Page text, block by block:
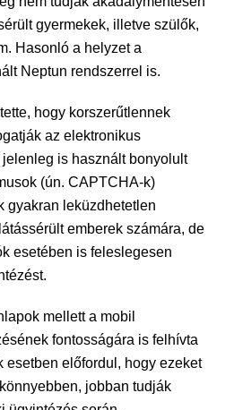
gyermekek, illetve szülők,
Hasonló a helyzet a
Neptun rendszerrel is.
hogy korszerűtlennek
az elektronikus
is használt bonyolult
(ún. CAPTCHA-k)
gyakran leküzdhetetlen
emberek számára, de
esetében is feleslegesen
mellett a mobil
fontosságára is felhívta
esetben előfordul, hogy ezeket
jobban tudják